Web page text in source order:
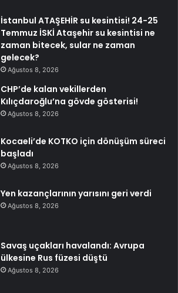
İstanbul ATAŞEHİR su kesintisi! 24-25
Temmuz İSKİ Ataşehir su kesintisi ne
zaman bitecek, sular ne zaman
gelecek?
Ağustos 8, 2026
CHP’de kalan vekillerden
Kılıçdaroğlu’na gövde gösterisi!
Ağustos 8, 2026
Kocaeli’de KOTKO için dönüşüm süreci
başladı
Ağustos 8, 2026
Yen kazançlarının yarısını geri verdi
Ağustos 8, 2026
Savaş uçakları havalandı: Avrupa
ülkesine Rus füzesi düştü
Ağustos 8, 2026